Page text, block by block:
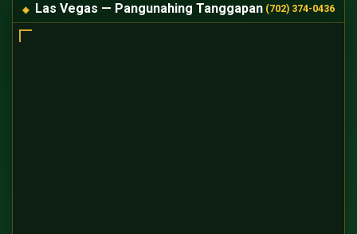
Las Vegas — Pangunahing Tanggapan (702) 374-0436